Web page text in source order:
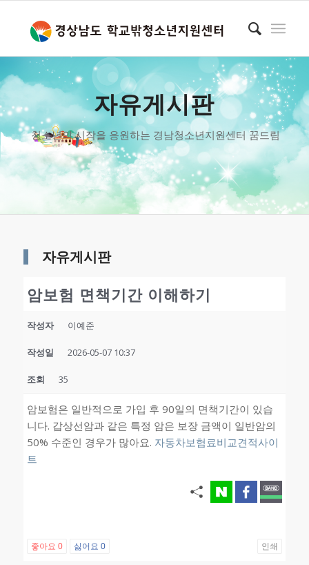
자유게시판
청소년의 시작을 응원하는 경남청소년지원센터 꿈드림
자유게시판
암보험 면책기간 이해하기
작성자 이예준
작성일 2026-05-07 10:37
조회 35
암보험은 일반적으로 가입 후 90일의 면책기간이 있습
니다. 갑상선암과 같은 특정 암은 보장 금액이 일반암의
50% 수준인 경우가 많아요. 자동차보험료비교견적사이
트
좋아요 0 싫어요 0 인쇄